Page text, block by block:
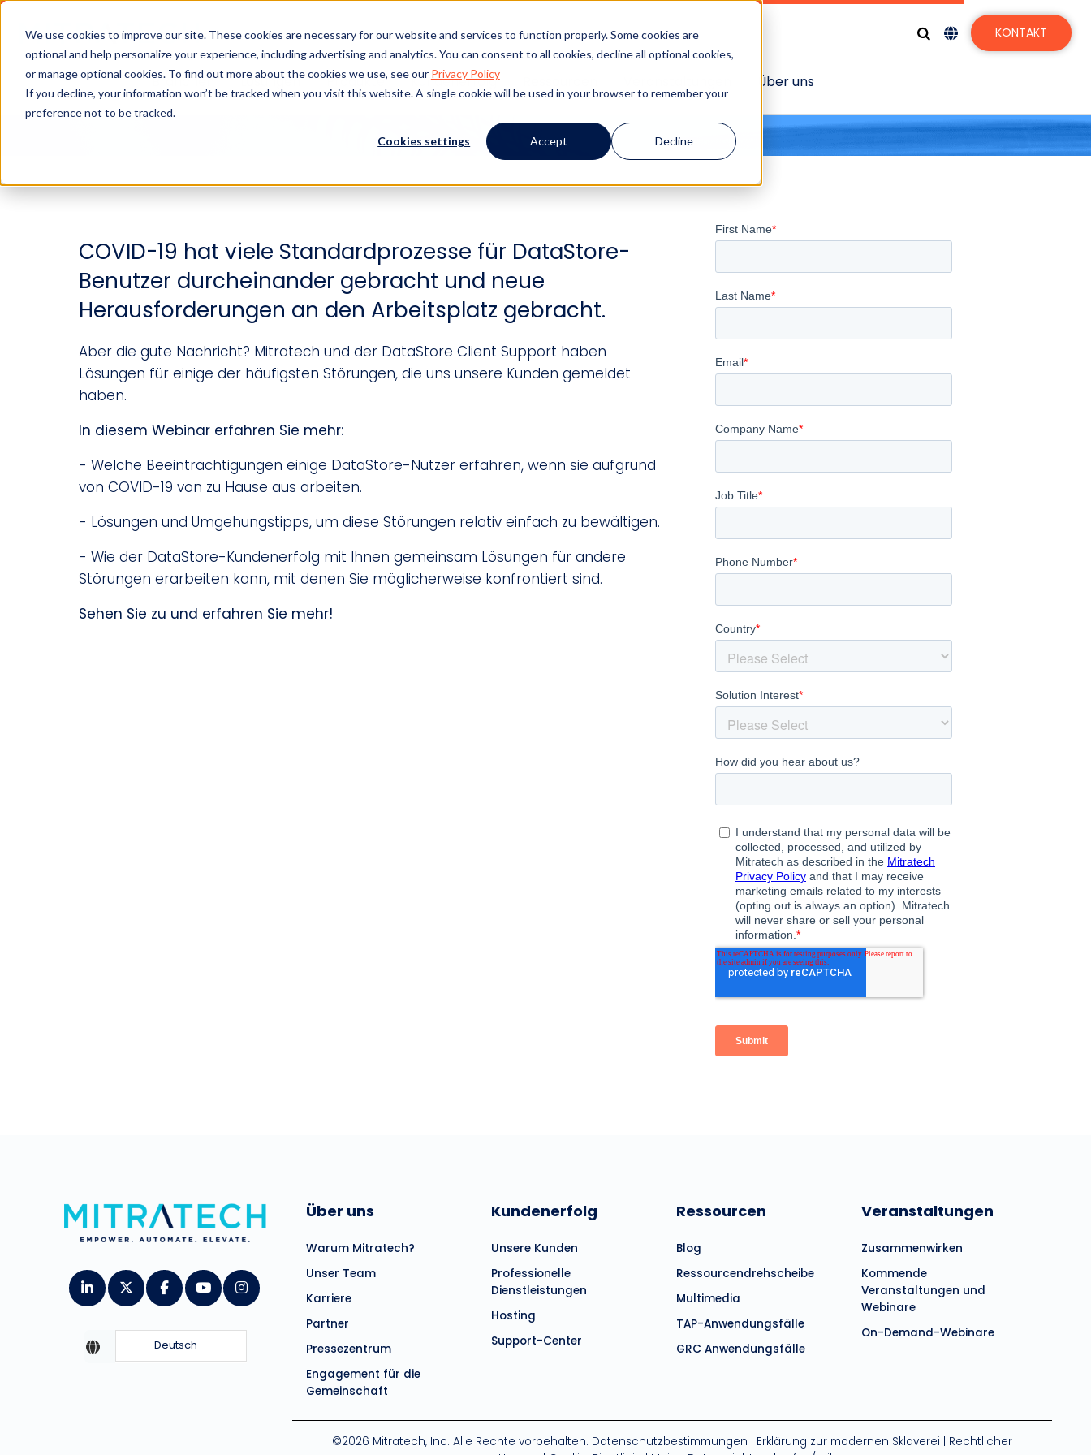
We use cookies to improve our site. These cookies are necessary for our website and services to function properly. Some cookies are
optional and help personalize your experience, including advertising and analytics. You can consent to all cookies, decline all optional cookies,
or manage optional cookies. To find out more about the cookies we use, see our Privacy Policy
If you decline, your information won’t be tracked when you visit this website. A single cookie will be used in your browser to remember your
preference not to be tracked.
Cookies settings Accept Decline
Branchen Lösungen Produkte Kundenerfolg Über uns
KONTAKT
COVID-19 hat viele Standardprozesse für DataStore-
Benutzer durcheinander gebracht und neue
Herausforderungen an den Arbeitsplatz gebracht.
Aber die gute Nachricht? Mitratech und der DataStore Client Support haben
Lösungen für einige der häufigsten Störungen, die uns unsere Kunden gemeldet
haben.
In diesem Webinar erfahren Sie mehr:
- Welche Beeinträchtigungen einige DataStore-Nutzer erfahren, wenn sie aufgrund
von COVID-19 von zu Hause aus arbeiten.
- Lösungen und Umgehungstipps, um diese Störungen relativ einfach zu bewältigen.
- Wie der DataStore-Kundenerfolg mit Ihnen gemeinsam Lösungen für andere
Störungen erarbeiten kann, mit denen Sie möglicherweise konfrontiert sind.
Sehen Sie zu und erfahren Sie mehr!
Deutsch
Über uns
Warum Mitratech?
Unser Team
Karriere
Partner
Pressezentrum
Engagement für die
Gemeinschaft
Kundenerfolg
Unsere Kunden
Professionelle
Dienstleistungen
Hosting
Support-Center
Ressourcen
Blog
Ressourcendrehscheibe
Multimedia
TAP-Anwendungsfälle
GRC Anwendungsfälle
Veranstaltungen
Zusammenwirken
Kommende
Veranstaltungen und
Webinare
On-Demand-Webinare
©2026 Mitratech, Inc. Alle Rechte vorbehalten. Datenschutzbestimmungen Erklärung zur modernen Sklaverei
Rechtlicher